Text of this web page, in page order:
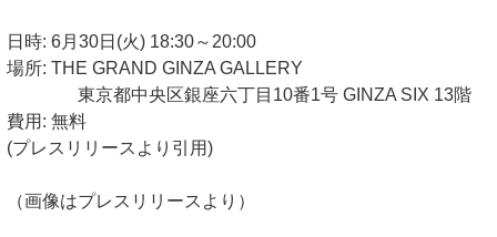
日時: 6月30日(火) 18:30～20:00
場所: THE GRAND GINZA GALLERY
東京都中央区銀座六丁目10番1号 GINZA SIX 13階
費用: 無料
(プレスリリースより引用)
（画像はプレスリリースより）